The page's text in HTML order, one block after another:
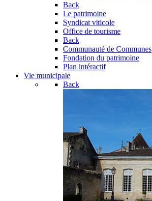
Back
Le patrimoine
Syndicat viticole
Office de tourisme
Back
Communauté de Communes
Fondation du patrimoine
Plan intéractif
Vie municipale
Back